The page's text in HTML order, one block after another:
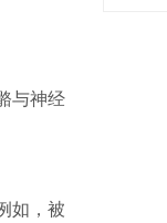
与神经
如，被